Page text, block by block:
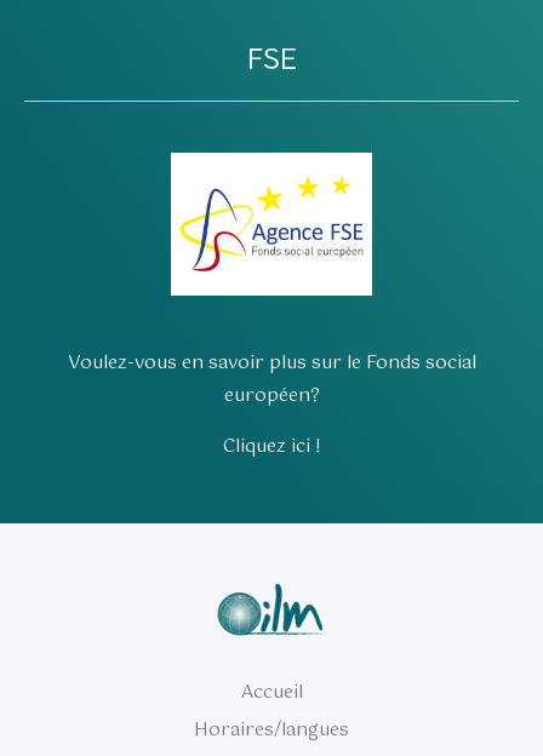
FSE
Voulez-vous en savoir plus sur le Fonds social
européen?
Cliquez ici !
Accueil
Horaires/langues